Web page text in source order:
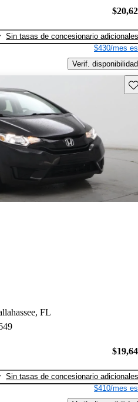
Sin tasas de concesionario adicionales
$430/mes
Verif. disponibilidad
FL
Sin tasas de concesionario adicionales
$410/mes